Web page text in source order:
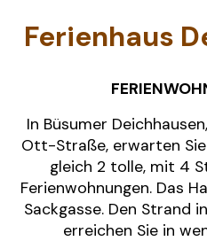
Ferienhaus
In Büsumer
Ott-Straße, erwarten Sie
gleich 2 tolle, mit 4
Ferienwohnungen. Das
Sackgasse. Den Strand
erreichen Sie in